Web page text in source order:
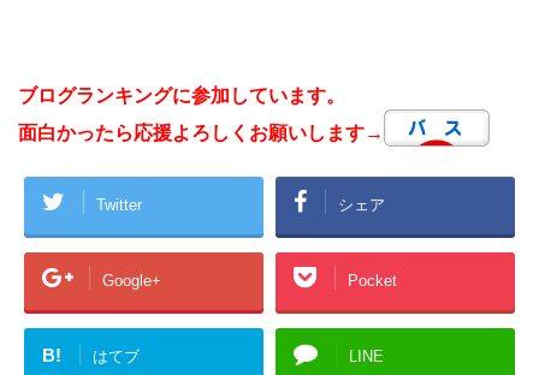
ブログランキングに参加しています。
面白かったら応援よろしくお願いします→
Twitter シェア
Google+ Pocket
B! はてブ LINE